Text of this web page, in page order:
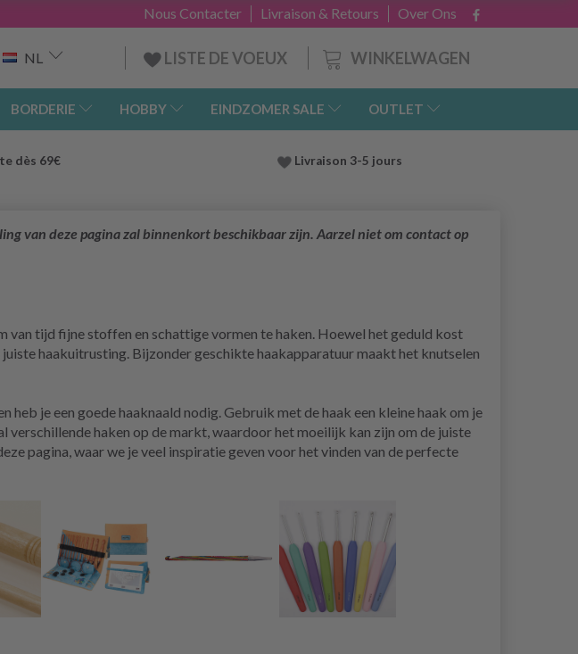
Over Ons
Livraison & Retours
Nous Contacter
WINKELWAGEN
NL LISTE DE VOEUX
BORDERIE HOBBY EINDZOMER SALE OUTLET
dès 69€ Livraison 3-5 jours
van deze pagina zal binnenkort beschikbaar zijn. Aarzel niet om contact op
van tijd fijne stoffen en schattige vormen te haken. Hoewel het geduld kost
haakuitrusting. Bijzonder geschikte haakapparatuur maakt het knutselen
je een goede haaknaald nodig. Gebruik met de haak een kleine haak om je
verschillende haken op de markt, waardoor het moeilijk kan zijn om de juiste
pagina, waar we je veel inspiratie geven voor het vinden van de perfecte